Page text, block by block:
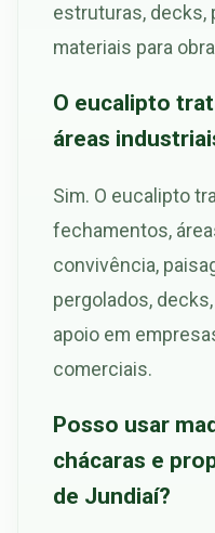
estruturas, decks,
materiais para
O eucalipto
áreas
Sim. O eucalipto
fechamentos,
convivência,
pergolados,
apoio em
comerciais.
Posso usar
chácaras e
de Jundiaí?